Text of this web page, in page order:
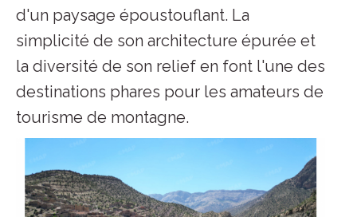
d'un paysage époustouflant. La
simplicité de son architecture épurée et
la diversité de son relief en font l'une des
destinations phares pour les amateurs de
tourisme de montagne.